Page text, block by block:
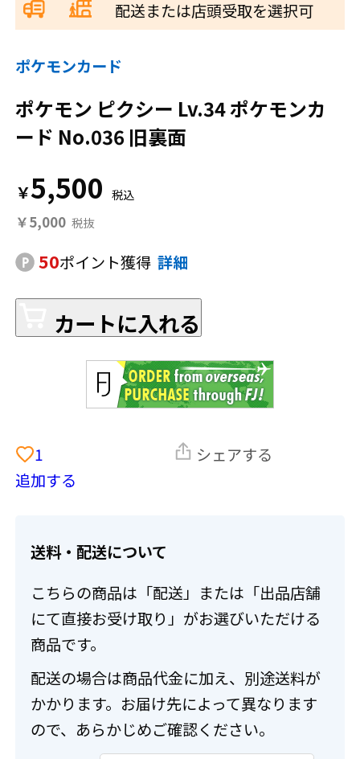
配送または店頭受取を選択可
ポケモンカード
ポケモン ピクシー Lv.34 ポケモンカ
ード No.036 旧裏面
￥5,500
￥5,000
50ポイント獲得 詳細
カートに入れる
1
追加する
シェアする
送料・配送について
こちらの商品は「配送」または「出品店舗
にて直接お受け取り」がお選びいただける
商品です。
配送の場合は商品代金に加え、別途送料が
かかります。お届け先によって異なります
ので、あらかじめご確認ください。